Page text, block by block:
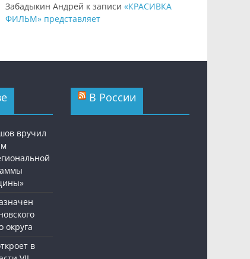
Забадыкин Андрей к записи «КРАСИВКА
ФИЛЬМ» представляет
вручил
округа
в
В России